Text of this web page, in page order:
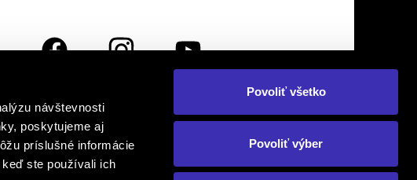
návštevnosti
poskytujeme aj
príslušné informácie
ste používali ich
Povoliť všetko
Povoliť výber
alebo nás navštívte osobne